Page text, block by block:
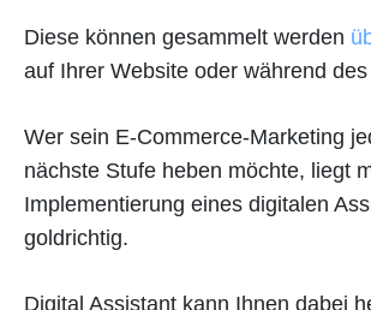
Diese können gesammelt werden
auf Ihrer Website oder während
Wer sein E-Commerce-Marketing
nächste Stufe heben möchte, liegt
Implementierung eines digitalen
goldrichtig.
Digital Assistant kann Ihnen dabei